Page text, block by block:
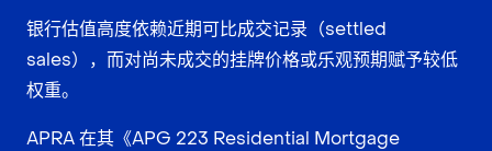
银行估值高度依赖近期可比成交记录 （settled
sales），而对尚未成交的挂牌价格或乐观预期赋予较低
权重。
APRA 在其《APG 223 Residential Mortgage